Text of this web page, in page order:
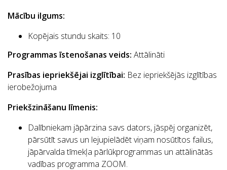
Mācību ilgums:
Kopējais stundu skaits: 10
Programmas īstenošanas veids: Attālināti
Prasības iepriekšējai izglītībai: Bez iepriekšējās izglītības
ierobežojuma
Priekšzināšanu līmenis:
Dalībniekam jāpārzina savs dators, jāspēj organizēt,
pārsūtīt savus un lejupielādēt viņam nosūtītos failus,
jāpārvalda tīmekļa pārlūkprogrammas un attālinātās
vadības programma ZOOM.